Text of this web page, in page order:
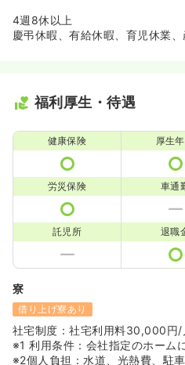
4週8休以上
慶弔休暇、有給休暇、育児休業
福利厚生・待遇
健康保険 厚生
労災保険 車通
託児所 退職
寮
借り上げ寮あり
社宅制度：社宅利用料30,000円/
※1 利用条件：会社指定のホーム
※2個人負担：水道、光熱費、駐